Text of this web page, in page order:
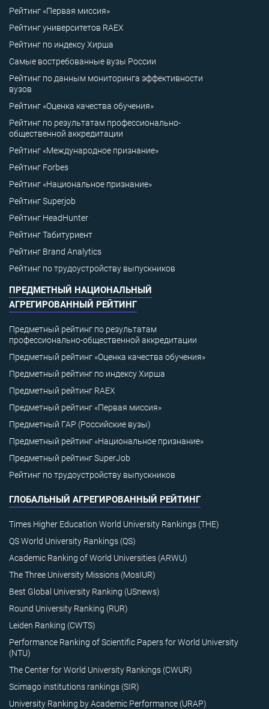
Рейтинг «Первая миссия»
Рейтинг университетов RAEX
Рейтинг по индексу Хирша
Самые востребованные вузы России
Рейтинг по данным мониторинга эффективности
вузов
Рейтинг «Оценка качества обучения»
Рейтинг по результатам профессионально-
общественной аккредитации
Рейтинг «Международное признание»
Рейтинг Forbes
Рейтинг «Национальное признание»
Рейтинг Superjob
Рейтинг HeadHunter
Рейтинг Табитуриент
Рейтинг Brand Analytics
Рейтинг по трудоустройству выпускников
ПРЕДМЕТНЫЙ НАЦИОНАЛЬНЫЙ
АГРЕГИРОВАННЫЙ РЕЙТИНГ
Предметный рейтинг по результатам
профессионально-общественной аккредитации
Предметный рейтинг «Оценка качества обучения»
Предметный рейтинг по индексу Хирша
Предметный рейтинг RAEX
Предметный рейтинг «Первая миссия»
Предметный ГАР (Российские вузы)
Предметный рейтинг «Национальное признание»
Предметный рейтинг SuperJob
Рейтинг по трудоустройству выпускников
ГЛОБАЛЬНЫЙ АГРЕГИРОВАННЫЙ РЕЙТИНГ
Times Higher Education World University Rankings (THE)
QS World University Rankings (QS)
Academic Ranking of World Universities (ARWU)
The Three University Missions (MosIUR)
Best Global University Ranking (USnews)
Round University Ranking (RUR)
Leiden Ranking (CWTS)
Performance Ranking of Scientific Papers for World University
(NTU)
The Center for World University Rankings (CWUR)
Scimago institutions rankings (SIR)
University Ranking by Academic Performance (URAP)